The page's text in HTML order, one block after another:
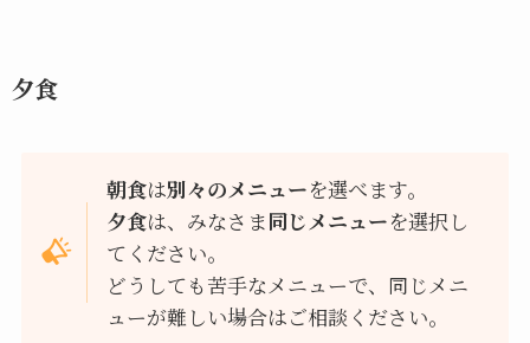
夕食
朝食は別々のメニューを選べます。
夕食は、みなさま同じメニューを選択し
てください。
どうしても苦手なメニューで、同じメニ
ューが難しい場合はご相談ください。